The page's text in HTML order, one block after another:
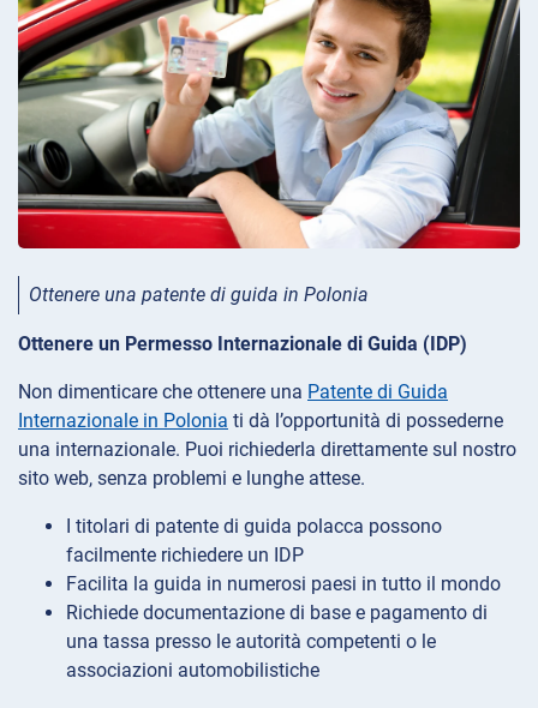
Ottenere una patente di guida in Polonia
Ottenere un Permesso Internazionale di Guida (IDP)
Non dimenticare che ottenere una Patente di Guida
Internazionale in Polonia ti dà l’opportunità di possederne
una internazionale. Puoi richiederla direttamente sul nostro
sito web, senza problemi e lunghe attese.
I titolari di patente di guida polacca possono
facilmente richiedere un IDP
Facilita la guida in numerosi paesi in tutto il mondo
Richiede documentazione di base e pagamento di
una tassa presso le autorità competenti o le
associazioni automobilistiche